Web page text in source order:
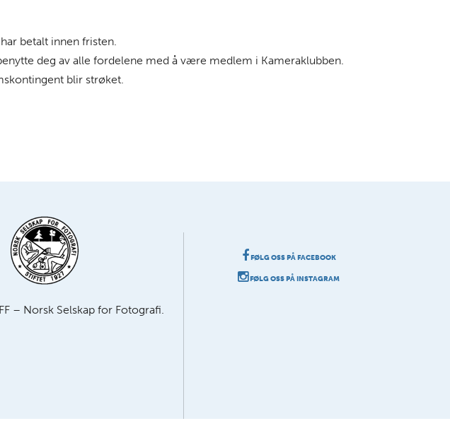
betalt innen fristen.
deg av alle fordelene med å være medlem i Kameraklubben.
blir strøket.
– Norsk Selskap for Fotografi.
FØLG OSS PÅ FACEBOOK
FØLG OSS PÅ INSTAGRAM